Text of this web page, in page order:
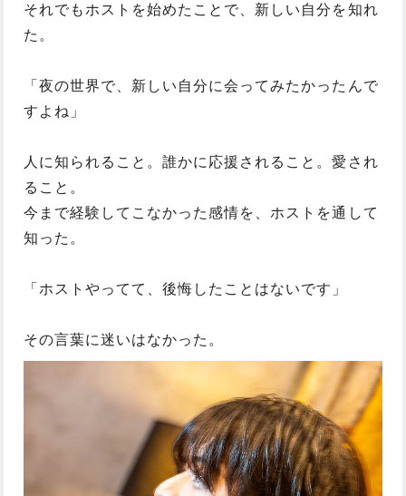
それでもホストを始めたことで、新しい自分を知れ
た。
「夜の世界で、新しい自分に会ってみたかったんで
すよね」
人に知られること。誰かに応援されること。愛され
ること。
今まで経験してこなかった感情を、ホストを通して
知った。
「ホストやってて、後悔したことはないです」
その言葉に迷いはなかった。